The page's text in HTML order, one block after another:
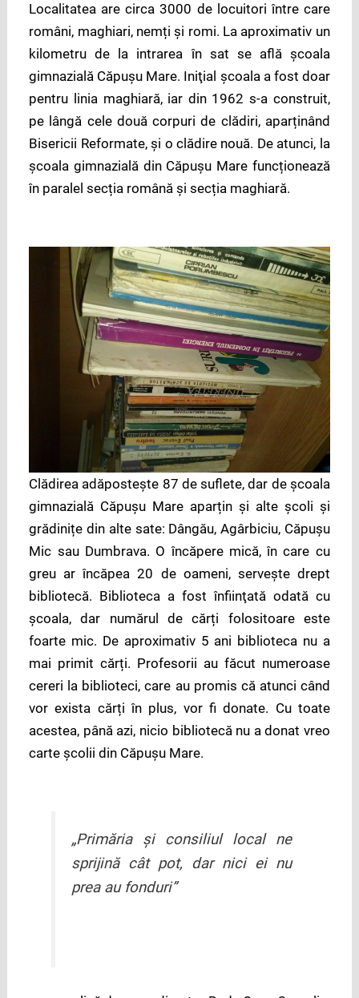
Localitatea are circa 3000 de locuitori între care
români, maghiari, nemți și romi. La aproximativ un
kilometru de la intrarea în sat se află școala
gimnazială Căpușu Mare. Iniţial şcoala a fost doar
pentru linia maghiară, iar din 1962 s-a construit,
pe lângă cele două corpuri de clădiri, aparținând
Bisericii Reformate, și o clădire nouă. De atunci, la
școala gimnazială din Căpușu Mare funcționează
în paralel secția română și secția maghiară.
Clădirea adăposteşte 87 de suflete, dar de școala
gimnazială Căpușu Mare aparțin și alte școli și
grădinițe din alte sate: Dângău, Agârbiciu, Căpușu
Mic sau Dumbrava. O încăpere mică, în care cu
greu ar încăpea 20 de oameni, servește drept
bibliotecă. Biblioteca a fost înfiinţată odată cu
școala, dar numărul de cărți folositoare este
foarte mic. De aproximativ 5 ani biblioteca nu a
mai primit cărți. Profesorii au făcut numeroase
cereri la biblioteci, care au promis că atunci când
vor exista cărți în plus, vor fi donate. Cu toate
acestea, până azi, nicio bibliotecă nu a donat vreo
carte școlii din Căpușu Mare.
„Primăria și consiliul local ne
sprijină cât pot, dar nici ei nu
prea au fonduri”